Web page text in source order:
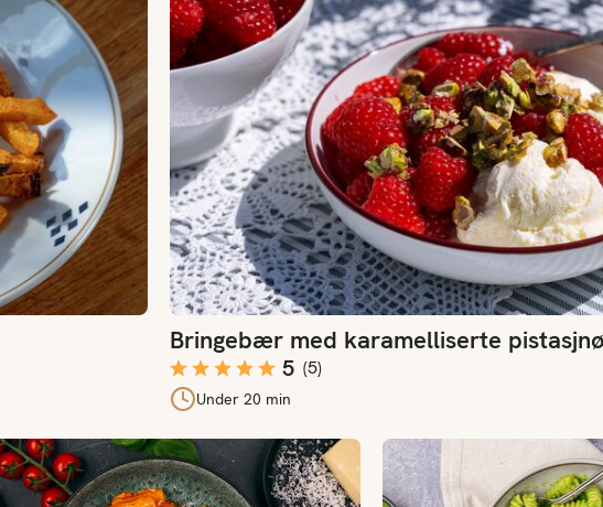
Bringebær med karamelliserte
5 (5)
Under 20 min
uten vodka Pasta med grønnkålpesto